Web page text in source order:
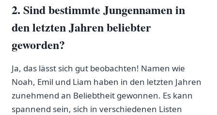
2. Sind bestimmte Jungennamen ⁤in
⁤den letzten Jahren ‌beliebter⁣
geworden?
Ja, ⁣das lässt sich⁢ gut beobachten! Namen wie⁢
Noah,‌ Emil und​ Liam haben in‍ den letzten Jahren‌
zunehmend an Beliebtheit gewonnen. ‌Es kann
spannend sein, sich in verschiedenen​ Listen